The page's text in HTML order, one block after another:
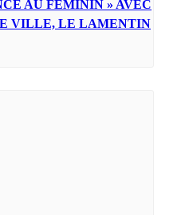
AU FÉMININ » AVEC
VILLE, LE LAMENTIN